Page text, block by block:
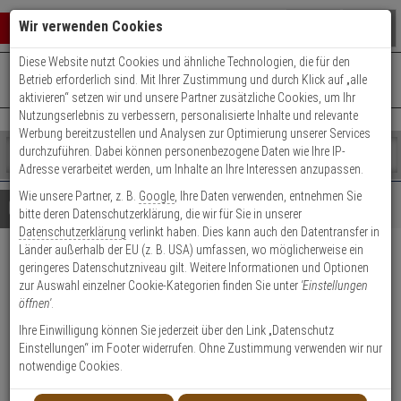
Warenkorb schließen
0 ARTIKEL IM WARENKORB
Ihr Warenkorb ist momentan leer.
Ergebnisse ()
Fertig
Shop
durchsuchen
Bitte
geben
Sie
mindestens
Zeichen
ein,
um
Suche
Es
wurde
noch
Kategorien
Suche
gestartet
+49 (0)821 899 493-0Mo. - Do.: 8:00 - 16:30 | Fr.: 8:00 - 14:00 Uhr
Kontaktservice nutzen
Details Beratung
ABUS FG300A S AL0125
Alarm-Fenstergriff silber
3
Wir verwenden Cookies
Diese Website nutzt Cookies und ähnliche Technologien, die für den
Betrieb erforderlich sind. Mit Ihrer Zustimmung und durch Klick auf „alle
aktivieren“ setzen wir und unsere Partner zusätzliche Cookies, um Ihr
Nutzungserlebnis zu verbessern, personalisierte Inhalte und relevante
Werbung bereitzustellen und Analysen zur Optimierung unserer Services
durchzuführen. Dabei können personenbezogene Daten wie Ihre IP-
Adresse verarbeitet werden, um Inhalte an Ihre Interessen anzupassen.
Wie unsere Partner, z. B. Google , Ihre Daten verwenden, entnehmen Sie
bitte deren Datenschutzerklärung, die wir für Sie in unserer
Datenschutzerklärung verlinkt haben. Dies kann auch den Datentransfer in
Länder außerhalb der EU (z. B. USA) umfassen, wo möglicherweise ein
geringeres Datenschutzniveau gilt. Weitere Informationen und Optionen
zur Auswahl einzelner Cookie-Kategorien finden Sie unter 'Einstellungen
öffnen'.
Ihre Einwilligung können Sie jederzeit über den Link „Datenschutz
Einstellungen“ im Footer widerrufen. Ohne Zustimmung verwenden wir nur
notwendige Cookies.